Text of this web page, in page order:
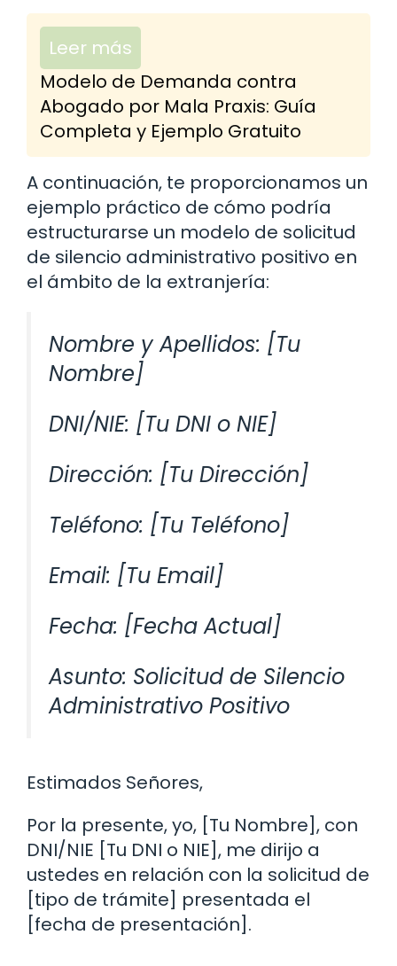
Leer más
Modelo de Demanda contra
Abogado por Mala Praxis: Guía
Completa y Ejemplo Gratuito
A continuación, te proporcionamos un
ejemplo práctico de cómo podría
estructurarse un modelo de solicitud
de silencio administrativo positivo en
el ámbito de la extranjería:
Nombre y Apellidos: [Tu
Nombre]
DNI/NIE: [Tu DNI o NIE]
Dirección: [Tu Dirección]
Teléfono: [Tu Teléfono]
Email: [Tu Email]
Fecha: [Fecha Actual]
Asunto: Solicitud de Silencio
Administrativo Positivo
Estimados Señores,
Por la presente, yo, [Tu Nombre], con
DNI/NIE [Tu DNI o NIE], me dirijo a
ustedes en relación con la solicitud de
[tipo de trámite] presentada el
[fecha de presentación].